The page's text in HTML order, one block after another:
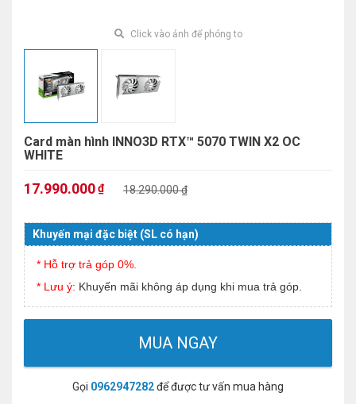
Click vào ảnh để phóng to
Card màn hình INNO3D RTX™ 5070 TWIN X2 OC
WHITE
17.990.000₫ 18.290.000 ₫
Khuyến mại đặc biệt (SL có hạn)
* Hỗ trợ trả góp 0%.
* Lưu ý: Khuyến mãi không áp dụng khi mua trả góp.
MUA NGAY
Gọi 0962947282để được tư vấn mua hàng